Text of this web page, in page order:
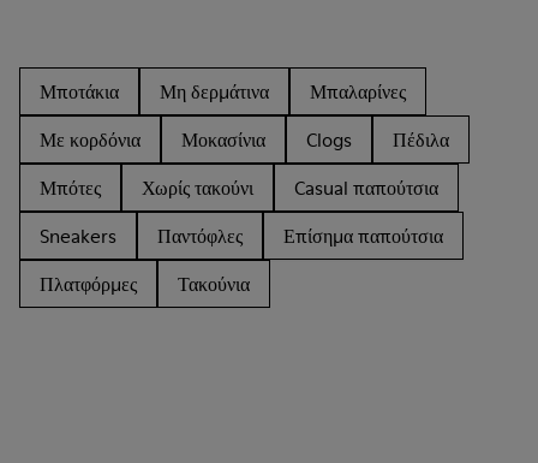
Μποτάκια Μη δερμάτινα
Μπαλαρίνες
Με κορδόνια
Μοκασίνια Clogs
Πέδιλα
Μπότες
Χωρίς τακούνι
Casual παπούτσια
Sneakers
Παντόφλες
Επίσημα παπούτσια
Πλατφόρμες
Τακούνια